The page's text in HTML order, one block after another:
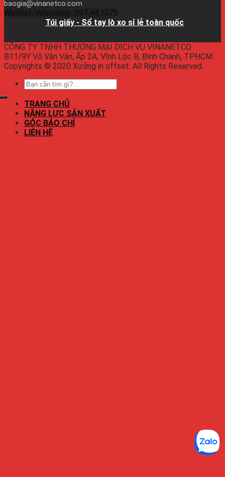
baogia@vinanetco.com
Wechat/Whatsapp: 097.44.1079
Túi giấy - Sổ tay lò xo sỉ lẻ toàn quốc
CÔNG TY TNHH THƯƠNG MẠI DỊCH VỤ VINANETCO
B11/9Y Võ Văn Vân, Ấp 2A, Vĩnh Lộc B, Bình Chánh, TPHCM .
Copyrights © 2020 Xưởng in offset. All Rights Reserved.
TRANG CHỦ
NĂNG LỰC SẢN XUẤT
GÓC BÁO CHÍ
LIÊN HỆ